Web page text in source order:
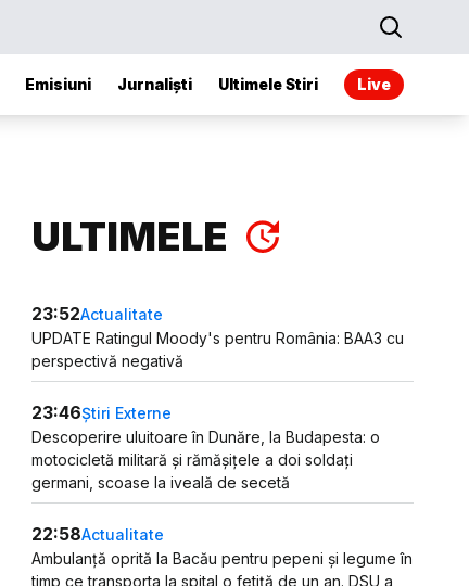
Emisiuni Jurnaliști Ultimele Stiri Live
ULTIMELE
23:52Actualitate
UPDATE Ratingul Moody's pentru România: BAA3 cu
perspectivă negativă
23:46Știri Externe
Descoperire uluitoare în Dunăre, la Budapesta: o
motocicletă militară și rămășițele a doi soldați
germani, scoase la iveală de secetă
22:58Actualitate
Ambulanță oprită la Bacău pentru pepeni și legume în
timp ce transporta la spital o fetiță de un an. DSU a